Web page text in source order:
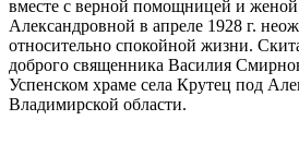
вместе с верной помощницей и
Александровной в апреле 1928 г.
относительно спокойной жизни.
доброго священника Василия
Успенском храме села Крутец под
Владимирской области.